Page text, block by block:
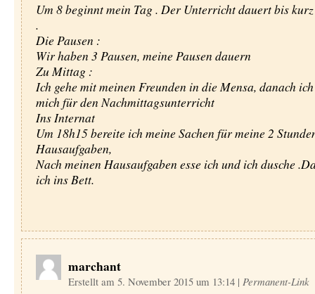
Um 8 beginnt mein Tag . Der Unterricht dauert bis
.
Die Pausen :
Wir haben 3 Pausen, meine Pausen dauern
Zu Mittag :
Ich gehe mit meinen Freunden in die Mensa, danach
mich für den Nachmittagsunterricht
Ins Internat
Um 18h15 bereite ich meine Sachen für meine 2
Hausaufgaben,
Nach meinen Hausaufgaben esse ich und ich dusche
ich ins Bett.
marchant
Erstellt am 5. November 2015 um 13:14 | Permanent-Link